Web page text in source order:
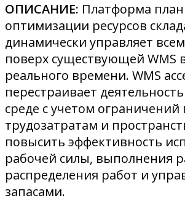
ОПИСАНИЕ: Платформа
оптимизации ресурсов
динамически управляет
поверх существующей WMS
реального времени. WMS
перестраивает
среде с учетом
трудозатратам и
повысить эффективность
рабочей силы, выполнения
распределения работ и
запасами.